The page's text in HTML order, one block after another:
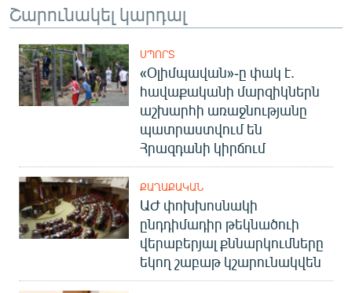
Շարունակել կարդալ
ՍՊՈՐՏ
«Օլիմպավան»-ը փակ է.
հավաքականի մարզիկներն
աշխարհի առաջնությանը
պատրաստվում են
Հրազդանի կիրճում
ՔԱՂԱՔԱԿԱՆ
ԱԺ փոխխոսնակի
ընդդիմադիր թեկնածուի
վերաբերյալ քննարկումները
եկող շաբաթ կշարունակվեն